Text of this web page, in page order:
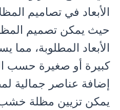
الأبعاد في تصاميم
حيث يمكن تصميم
الأبعاد المطلوبة،
كبيرة أو صغيرة حسب
إضافة عناصر
يمكن تزيين مظلة خشب